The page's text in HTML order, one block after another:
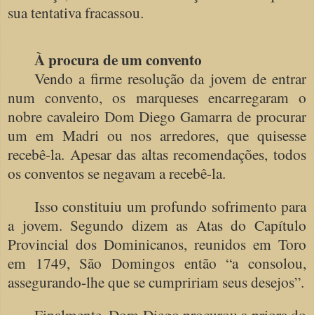
sua tentativa fracassou.
À procura de um convento
Vendo a firme resolução da jovem de entrar
num convento, os marqueses encarregaram o
nobre cavaleiro Dom Diego Gamarra de procurar
um em Madri ou nos arredores, que quisesse
recebê-la. Apesar das altas recomendações, todos
os conventos se negavam a recebê-la.
Isso constituiu um profundo sofrimento para
a jovem. Segundo dizem as Atas do Capítulo
Provincial dos Dominicanos, reunidos em Toro
em 1749, São Domingos então “a consolou,
assegurando-lhe que se cumpririam seus desejos”.